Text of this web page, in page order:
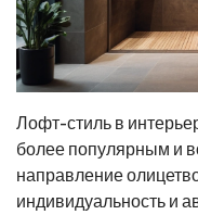
Лофт-стиль в
более популярным и
направление
индивидуальность и